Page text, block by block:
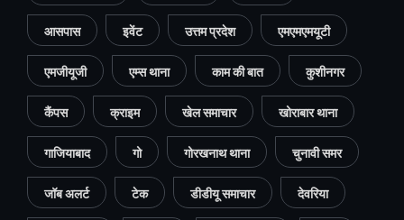
आसपास इवेंट उत्तम प्रदेश एमएमएमयूटी
एमजीयूजी एम्स थाना काम की बात कुशीनगर
कैंपस क्राइम खेल समाचार खोराबार थाना
गाजियाबाद गो गोरखनाथ थाना चुनावी समर
जॉब अलर्ट टेक डीडीयू समाचार देवरिया